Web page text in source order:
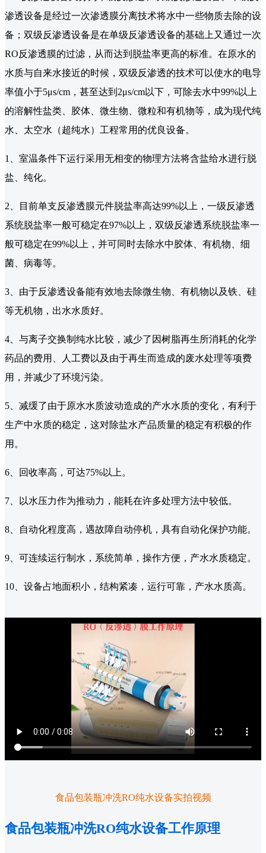
渗透设备是经过一次渗透膜分离技术将水中一些物质去除的设
备；双级反渗透设备是在单级反渗透设备的基础上又通过一次
RO反渗透膜的过滤，从而达到脱盐率更高的标准。在原水的
水质与自来水接近的时候，双级反渗透的技术可以使水的电导
率值小于5μs/cm，甚至达到2μs/cm以下，可除去水中99%以上
的溶解性盐类、胶体、微生物、微粒和有机物等，成为现代纯
水、太空水（超纯水）工程常用的优良设备。
1、室温条件下运行采用无相变的物理方法将含盐给水进行脱
盐、纯化。
2、目前单支反渗透膜元件脱盐率高达99%以上，一级反渗透
系统脱盐率一般可稳定在97%以上，双级反渗透系统脱盐率一
般可稳定在99%以上，并可同时去除水中胶体、有机物、细
菌、病毒等。
3、由于反渗透设备能有效地去除微生物、有机物以及铁、硅
等无机物，出水水质好。
4、与离子交换制纯水比较，减少了因树脂再生所消耗的化学
药品的费用、人工费以及由于再生而造成的废水处理等项费
用，并减少了环境污染。
5、减缓了由于原水水质波动造成的产水水质的变化，有利于
生产中水质的稳定，这对除盐水产品质量的稳定有积极的作
用。
6、回收率高，可达75%以上。
7、以水压力作为推动力，能耗在许多处理方法中较低。
8、自动化程度高，遇故障自动停机，具有自动化保护功能。
9、可连续运行制水，系统简单，操作方便，产水水质稳定。
10、设备占地面积小，结构紧凑，运行可靠，产水水质高。
食品包装瓶冲洗RO纯水设备实拍视频
食品包装瓶冲洗RO纯水设备工作原理